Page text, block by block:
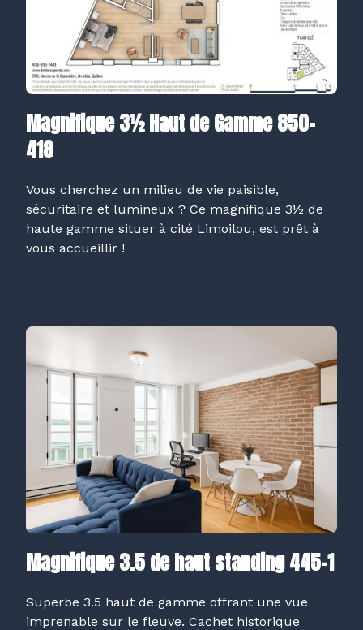
Magnifique 3½ Haut de Gamme 850-
418
Vous cherchez un milieu de vie paisible,
sécuritaire et lumineux ? Ce magnifique 3½ de
haute gamme situer à cité Limoilou, est prêt à
vous accueillir !
Magnifique 3.5 de haut standing 445-1
Superbe 3.5 haut de gamme offrant une vue
imprenable sur le fleuve. Cachet historique